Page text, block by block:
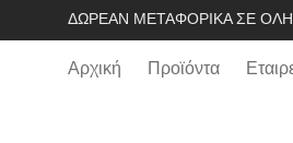
ΔΩΡΕΆΝ ΜΕΤΑΦΟΡΙΚΆ ΣΕ ΌΛΗ
Αρχική Προϊόντα